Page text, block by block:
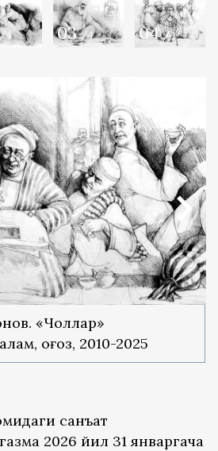
4 03 /4 04 /4
«Чоллар»
қоғоз, 2010-2025
санъат
2026 йил 31 январгача